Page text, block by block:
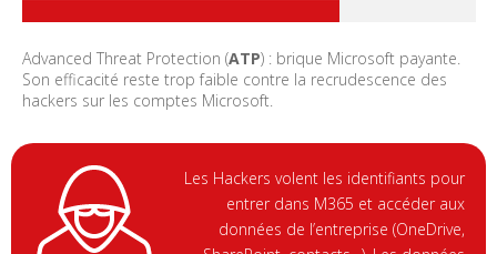
Advanced Threat Protection (ATP) : brique Microsoft payante.
Son efficacité reste trop faible contre la recrudescence des
hackers sur les comptes Microsoft.
Les Hackers volent les identifiants pour
entrer dans M365 et accéder aux
données de l’entreprise (OneDrive,